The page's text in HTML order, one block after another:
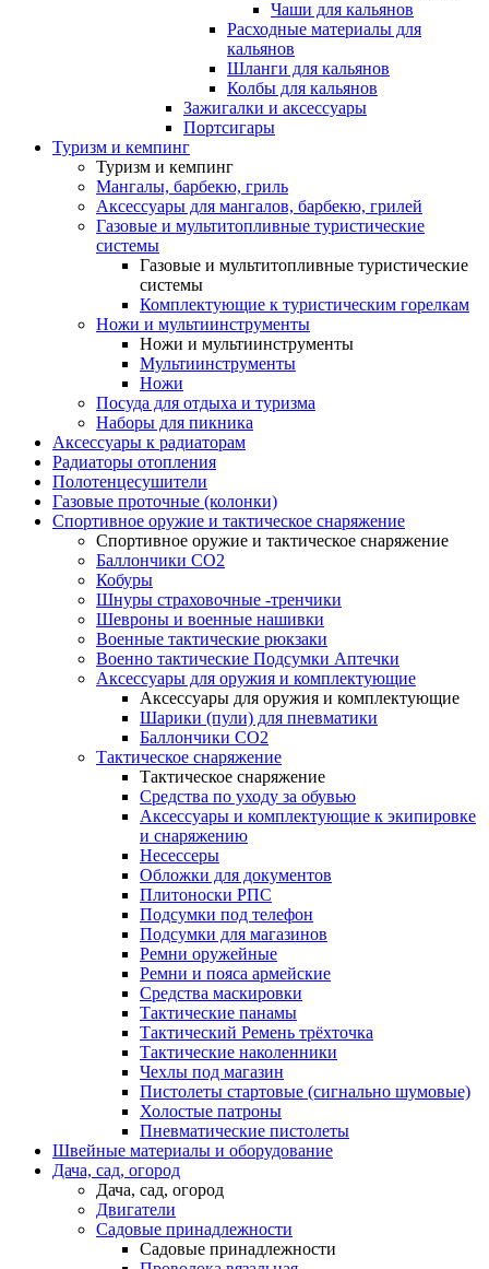
Чаши для кальянов
Расходные материалы для
кальянов
Шланги для кальянов
Колбы для кальянов
Зажигалки и аксессуары
Портсигары
Туризм и кемпинг
Туризм и кемпинг
Мангалы, барбекю, гриль
Аксессуары для мангалов, барбекю, грилей
Газовые и мультитопливные туристические
системы
Газовые и мультитопливные туристические
системы
Комплектующие к туристическим горелкам
Ножи и мультиинструменты
Ножи и мультиинструменты
Мультиинструменты
Ножи
Посуда для отдыха и туризма
Наборы для пикника
Аксессуары к радиаторам
Радиаторы отопления
Полотенцесушители
Газовые проточные (колонки)
Спортивное оружие и тактическое снаряжение
Спортивное оружие и тактическое снаряжение
Баллончики CO2
Кобуры
Шнуры страховочные -тренчики
Шевроны и военные нашивки
Военные тактические рюкзаки
Военно тактические Подсумки Аптечки
Аксессуары для оружия и комплектующие
Аксессуары для оружия и комплектующие
Шарики (пули) для пневматики
Баллончики CO2
Тактическое снаряжение
Тактическое снаряжение
Средства по уходу за обувью
Аксессуары и комплектующие к экипировке
и снаряжению
Несессеры
Обложки для документов
Плитоноски РПС
Подсумки под телефон
Подсумки для магазинов
Ремни оружейные
Ремни и пояса армейские
Средства маскировки
Тактические панамы
Тактический Ремень трёхточка
Тактические наколенники
Чехлы под магазин
Пистолеты стартовые (сигнально шумовые)
Холостые патроны
Пневматические пистолеты
Швейные материалы и оборудование
Дача, сад, огород
Дача, сад, огород
Двигатели
Садовые принадлежности
Садовые принадлежности